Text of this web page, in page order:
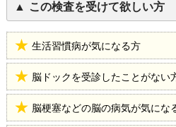
この検査を受けて欲しい方
生活習慣病が気になる方
脳ドックを受診したことがない
脳梗塞などの脳の病気が気にな